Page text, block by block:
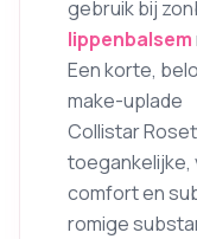
gebruik bij
lippenbalsem
Een korte,
make-uplade
Collistar
toegankelijke,
comfort en
romige